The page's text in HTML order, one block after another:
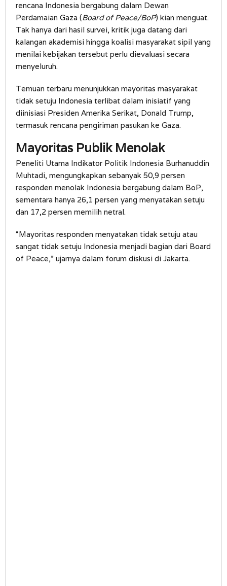
rencana Indonesia bergabung dalam Dewan
Perdamaian Gaza (Board of Peace/BoP) kian menguat.
Tak hanya dari hasil survei, kritik juga datang dari
kalangan akademisi hingga koalisi masyarakat sipil yang
menilai kebijakan tersebut perlu dievaluasi secara
menyeluruh.
Temuan terbaru menunjukkan mayoritas masyarakat
tidak setuju Indonesia terlibat dalam inisiatif yang
diinisiasi Presiden Amerika Serikat, Donald Trump,
termasuk rencana pengiriman pasukan ke Gaza.
Mayoritas Publik Menolak
Peneliti Utama Indikator Politik Indonesia Burhanuddin
Muhtadi, mengungkapkan sebanyak 50,9 persen
responden menolak Indonesia bergabung dalam BoP,
sementara hanya 26,1 persen yang menyatakan setuju
dan 17,2 persen memilih netral.
“Mayoritas responden menyatakan tidak setuju atau
sangat tidak setuju Indonesia menjadi bagian dari Board
of Peace,” ujarnya dalam forum diskusi di Jakarta.